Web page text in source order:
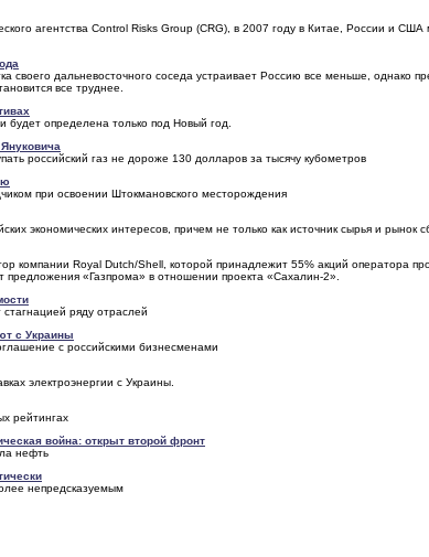
агентства Control Risks Group (CRG), в 2007 году в Китае, России и
своего дальневосточного соседа устраивает Россию все меньше, однако
все труднее.
будет определена только под Новый год.
российский газ не дороже 130 долларов за тысячу кубометров
при освоении Штокмановского месторождения
экономических интересов, причем не только как источник сырья и рынок
компании Royal Dutch/Shell, которой принадлежит 55% акций оператора
предложения «Газпрома» в отношении проекта «Сахалин-2».
ряду отраслей
c Украины
с российскими бизнесменами
электроэнергии с Украины.
рейтингах
война: открыт второй фронт
нефть
непредсказуемым